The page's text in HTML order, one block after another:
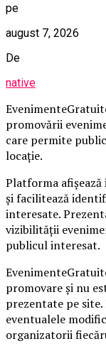
pe
august 7, 2026
De
native
promovării
care permite
locație.
Platforma
și facilitează
interesate.
vizibilității
publicul interesat.
promovare și nu
prezentate pe
eventualele
organizatorii